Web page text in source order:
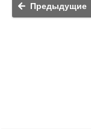
Предыдущие